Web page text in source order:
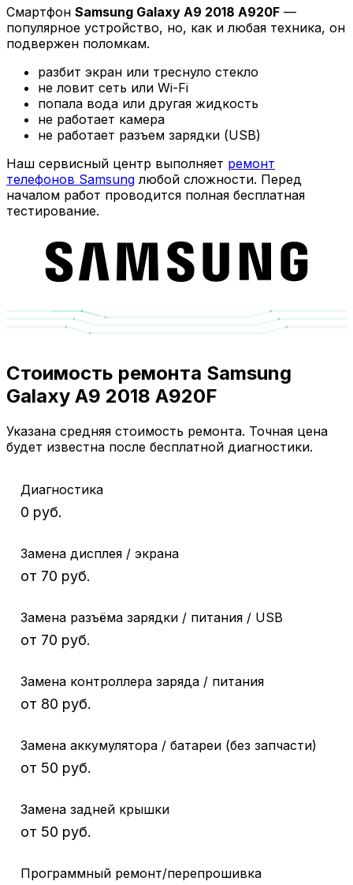
Смартфон Samsung Galaxy A9 2018 A920F —
популярное устройство, но, как и любая техника, он
подвержен поломкам.
разбит экран или треснуло стекло
не ловит сеть или Wi-Fi
попала вода или другая жидкость
не работает камера
не работает разъем зарядки (USB)
Наш сервисный центр выполняет ремонт
телефонов Samsung любой сложности. Перед
началом работ проводится полная бесплатная
тестирование.
Стоимость ремонта Samsung
Galaxy A9 2018 A920F
Указана средняя стоимость ремонта. Точная цена
будет известна после бесплатной диагностики.
Диагностика
0 руб.
Замена дисплея / экрана
от 70 руб.
Замена разъёма зарядки / питания / USB
от 70 руб.
Замена контроллера заряда / питания
от 80 руб.
Замена аккумулятора / батареи (без запчасти)
от 50 руб.
Замена задней крышки
от 50 руб.
Программный ремонт/перепрошивка